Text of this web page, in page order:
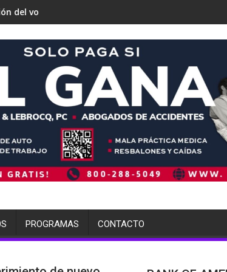
Fuego
terminó arrestada por múltiples cargos
PROGRAMAS CONTACTO